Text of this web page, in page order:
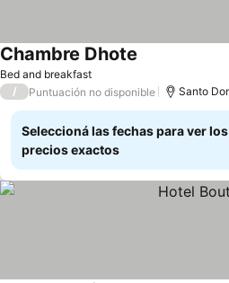
Bed and breakfast
Chambre Dhote
/ Puntuación no disponible
Seleccioná las fechas para ver los
precios exactos